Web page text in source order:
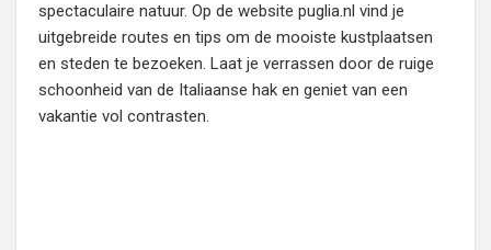
spectaculaire natuur. Op de website puglia.nl vind je
uitgebreide routes en tips om de mooiste kustplaatsen
en steden te bezoeken. Laat je verrassen door de ruige
schoonheid van de Italiaanse hak en geniet van een
vakantie vol contrasten.